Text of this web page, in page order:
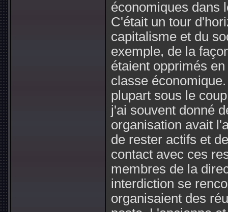
économiques dans
C'était un tour
capitalisme et du
exemple, de la
étaient opprimés
classe
plupart sous le
j'ai souvent donné
organisation avait
de rester actifs et
contact avec ces
membres de la
interdiction se
organisaient des